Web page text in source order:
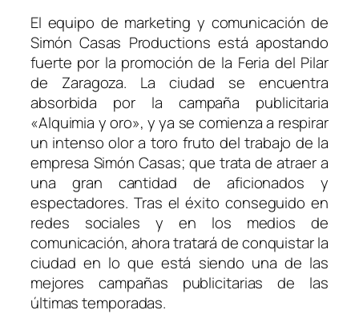
El equipo de marketing y comunicación de
Simón Casas Productions está apostando
fuerte por la promoción de la Feria del Pilar
de Zaragoza. La ciudad se encuentra
absorbida por la campaña publicitaria
«Alquimia y oro», y ya se comienza a respirar
un intenso olor a toro fruto del trabajo de la
empresa Simón Casas; que trata de atraer a
una gran cantidad de aficionados y
espectadores. Tras el éxito conseguido en
redes sociales y en los medios de
comunicación, ahora tratará de conquistar la
ciudad en lo que está siendo una de las
mejores campañas publicitarias de las
últimas temporadas.